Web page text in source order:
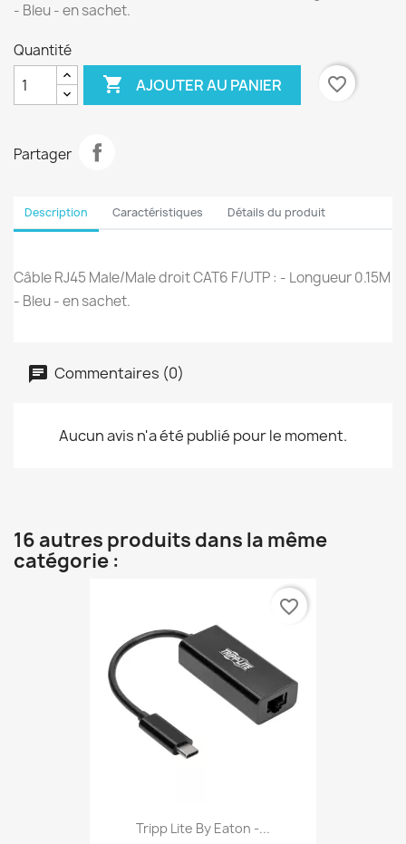
- Bleu - en sachet.
Quantité
 AJOUTER AU PANIER favorite_border
Partager
Description Caractéristiques Détails du produit
Câble RJ45 Male/Male droit CAT6 F/UTP : - Longueur 0.15M
- Bleu - en sachet.
Commentaires (0)
Aucun avis n'a été publié pour le moment.
16 autres produits dans la même
catégorie :
Tripp Lite By Eaton -...
favorite_border